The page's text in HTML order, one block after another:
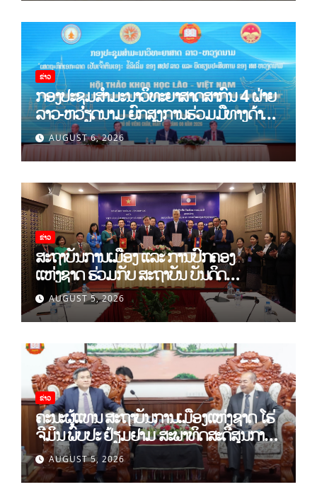
ຂ່າວ
ກອງປະຊຸມສໍາມະນາວິທະຍາສາດສາກົນ 4 ຝ່າຍ
ລາວ-ຫວຽດນາມ ຍົກສູງການຮ່ວມມືທາງດ້ານ
ທິດສະດີ ແລະ ພຶດຕິກໍາ ລາວ-ຫວຽດນາມ ແນໃສ່
ສ້າງເສດຖະກິດເອກະລາດເປັນເຈົ້າຕົນເອງຢ່າງ
ເຂັ້ມແຂງ
AUGUST 6, 2026
ຂ່າວ
ສະຖາບັນການເມືອງ ແລະ ການປົກຄອງ
ແຫ່ງຊາດ ຮ່ວມກັບ ສະຖາບັນ ບັນດິດ
ວິທະຍາສາດສັງຄົມ ຫວຽດນາມ ເຊັນບົດບັນທຶກ
ການຮ່ວມມືທາງດ້ານວິທະຍາສາດ (2026-
2030)
AUGUST 5, 2026
ຂ່າວ
ຄະນະຜູ້ແທນ ສະຖາບັນການເມືອງແຫ່ງຊາດ ໂຮ່
ຈີມິນ ພົບປະ ຢ້ຽມຢາມ ສະພາທິດສະດີສູນກາງ
ພັກAUGUST 5, 2026